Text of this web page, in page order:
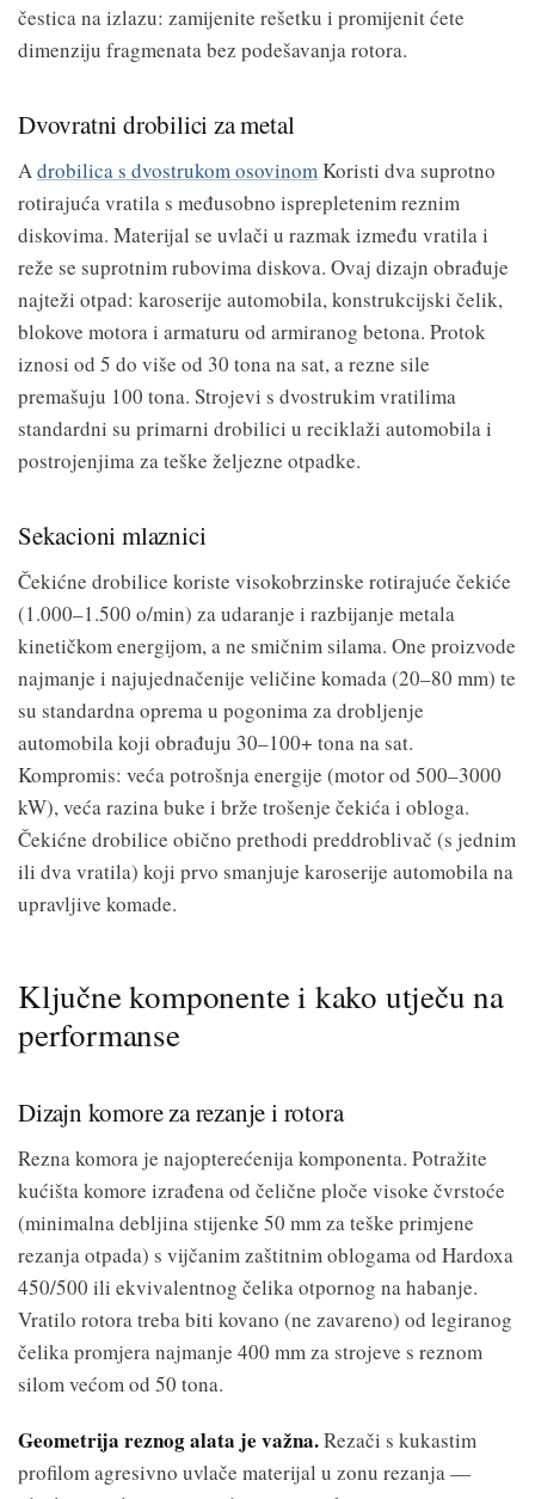
čestica na izlazu: zamijenite rešetku i promijenit ćete
dimenziju fragmenata bez podešavanja rotora.
Dvovratni drobilici za metal
Adrobilica s dvostrukom osovinomKoristi dva suprotno
rotirajuća vratila s međusobno isprepletenim reznim
diskovima. Materijal se uvlači u razmak između vratila i
reže se suprotnim rubovima diskova. Ovaj dizajn obrađuje
najteži otpad: karoserije automobila, konstrukcijski čelik,
blokove motora i armaturu od armiranog betona. Protok
iznosi od 5 do više od 30 tona na sat, a rezne sile
premašuju 100 tona. Strojevi s dvostrukim vratilima
standardni su primarni drobilici u reciklaži automobila i
postrojenjima za teške željezne otpadke.
Sekacioni mlaznici
Čekićne drobilice koriste visokobrzinske rotirajuće čekiće
(1.000–1.500 o/min) za udaranje i razbijanje metala
kinetičkom energijom, a ne smičnim silama. One proizvode
najmanje i najujednačenije veličine komada (20–80 mm) te
su standardna oprema u pogonima za drobljenje
automobila koji obrađuju 30–100+ tona na sat.
Kompromis: veća potrošnja energije (motor od 500–3000
kW), veća razina buke i brže trošenje čekića i obloga.
Čekićne drobilice obično prethodi preddroblivač (s jednim
ili dva vratila) koji prvo smanjuje karoserije automobila na
upravljive komade.
Ključne komponente i kako utječu na
performanse
Dizajn komore za rezanje i rotora
Rezna komora je najopterećenija komponenta. Potražite
kućišta komore izrađena od čelične ploče visoke čvrstoće
(minimalna debljina stijenke 50 mm za teške primjene
rezanja otpada) s vijčanim zaštitnim oblogama od Hardoxa
450/500 ili ekvivalentnog čelika otpornog na habanje.
Vratilo rotora treba biti kovano (ne zavareno) od legiranog
čelika promjera najmanje 400 mm za strojeve s reznom
silom većom od 50 tona.
Geometrija reznog alata je važna.Rezači s kukastim
profilom agresivno uvlače materijal u zonu rezanja —